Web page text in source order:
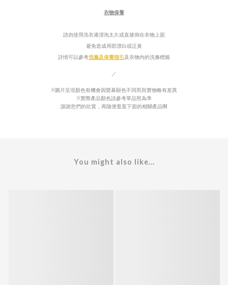
衣物保養
請勿使用洗衣液浸泡太久或直接倒在衣物上面
避免造成局部漂白或泛黃
詳情可以參考洗滌及保養指引及衣物內的洗滌標籤
／
※圖片呈現顏色有機會因螢幕顯色不同而與實物略有差異
※實際產品顏色請參考單品照為準
謝謝您們的欣賞，再隨便逛逛下面的相關產品啊
You might also like...